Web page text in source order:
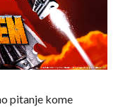
pitanje kome